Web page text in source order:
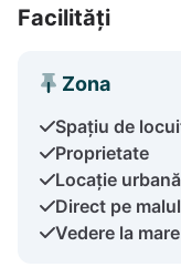
Facilități
Zona
Spațiu de
Proprietate
Locație urbană
Direct pe
Vedere la mare